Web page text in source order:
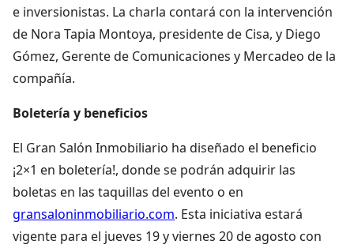
e inversionistas. La charla contará con la intervención
de Nora Tapia Montoya, presidente de Cisa, y Diego
Gómez, Gerente de Comunicaciones y Mercadeo de la
compañía.
Boletería y beneficios
El Gran Salón Inmobiliario ha diseñado el beneficio
¡2×1 en boletería!, donde se podrán adquirir las
boletas en las taquillas del evento o en
gransaloninmobiliario.com. Esta iniciativa estará
vigente para el jueves 19 y viernes 20 de agosto con